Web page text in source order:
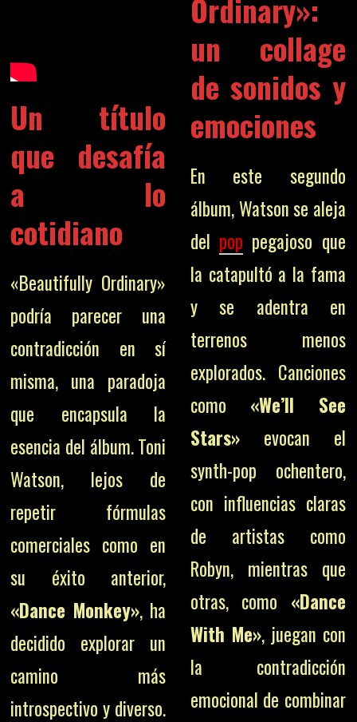
Un título
que desafía
a lo
cotidiano
«Beautifully Ordinary»
podría parecer una
contradicción en sí
misma, una paradoja
que encapsula la
esencia del álbum. Toni
Watson, lejos de
repetir fórmulas
comerciales como en
su éxito anterior,
«Dance Monkey», ha
decidido explorar un
camino más
introspectivo y diverso.
Ordinary»:
un collage
de sonidos y
emociones
En este segundo
álbum, Watson se aleja
del pop pegajoso que
la catapultó a la fama
y se adentra en
terrenos menos
explorados. Canciones
como «We’ll See
Stars»evocan el
synth-pop ochentero,
con influencias claras
de artistas como
Robyn, mientras que
otras, como «Dance
With Me», juegan con
la contradicción
emocional de combinar